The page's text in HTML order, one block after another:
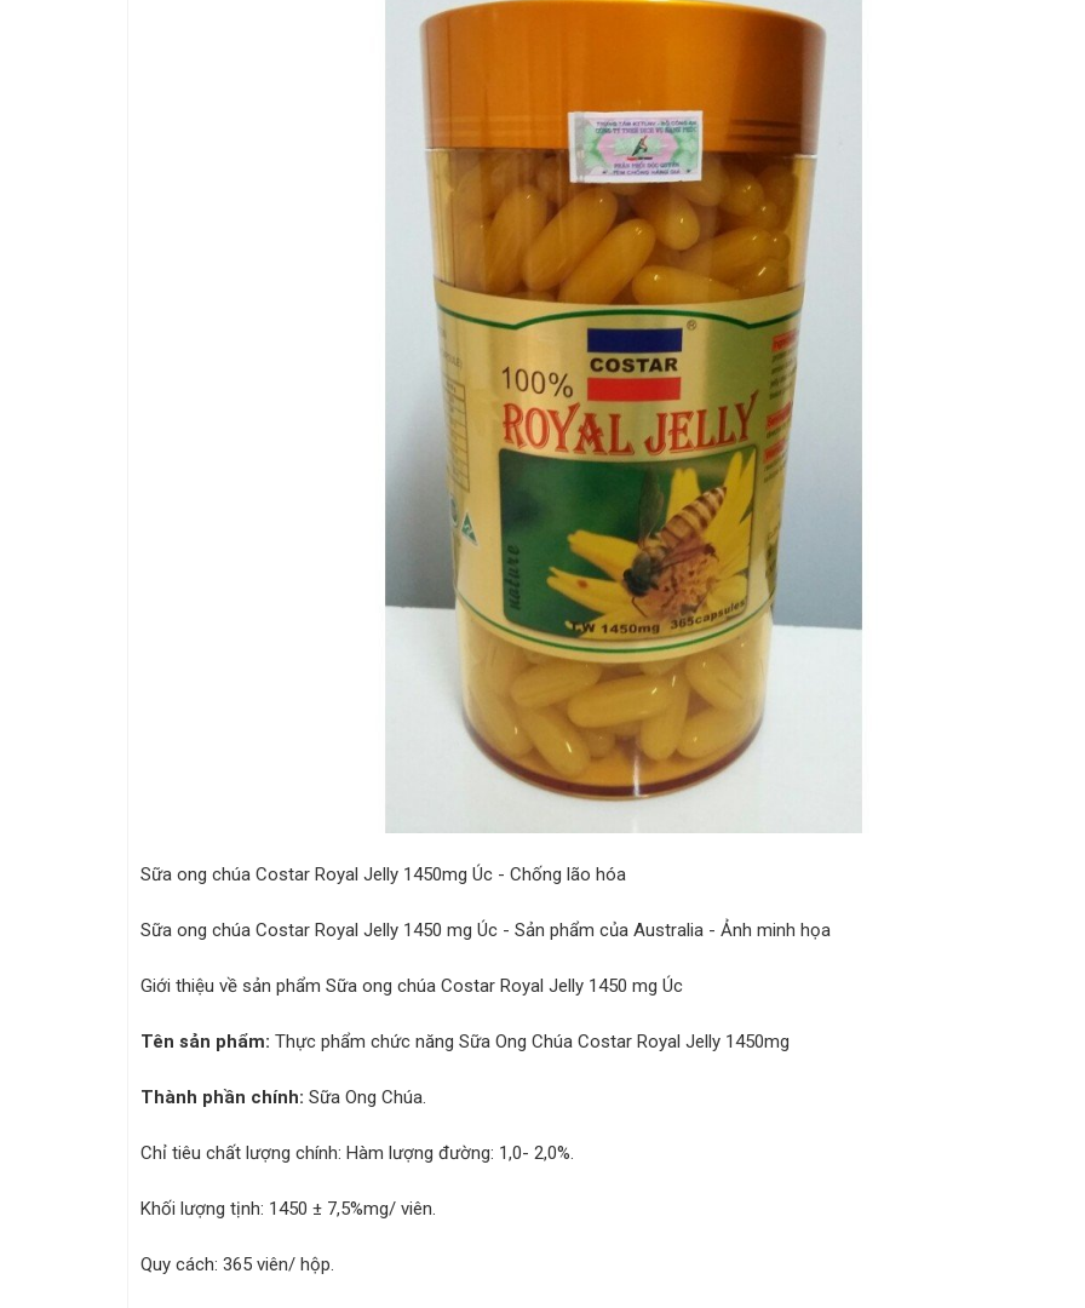
Sữa ong chúa Costar Royal Jelly 1450mg Úc - Chống lão hóa
Sữa ong chúa Costar Royal Jelly 1450 mg Úc - Sản phẩm của Australia - Ảnh minh họa
Giới thiệu về sản phẩm Sữa ong chúa Costar Royal Jelly 1450 mg Úc
Tên sản phẩm: Thực phẩm chức năng Sữa Ong Chúa Costar Royal Jelly 1450mg
Thành phần chính: Sữa Ong Chúa.
Chỉ tiêu chất lượng chính: Hàm lượng đường: 1,0- 2,0%.
Khối lượng tịnh: 1450 ± 7,5%mg/ viên.
Quy cách: 365 viên/ hộp.